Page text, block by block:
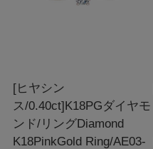
[ヒヤシン
ス/0.40ct]K18PGダイヤモ
ンド/リングDiamond
K18PinkGold Ring/AE03-